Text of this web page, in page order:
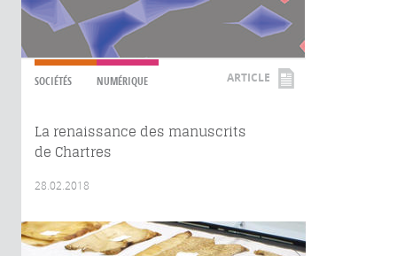
SOCIÉTÉS NUMÉRIQUE ARTICLE
La renaissance des manuscrits
de Chartres
28.02.2018